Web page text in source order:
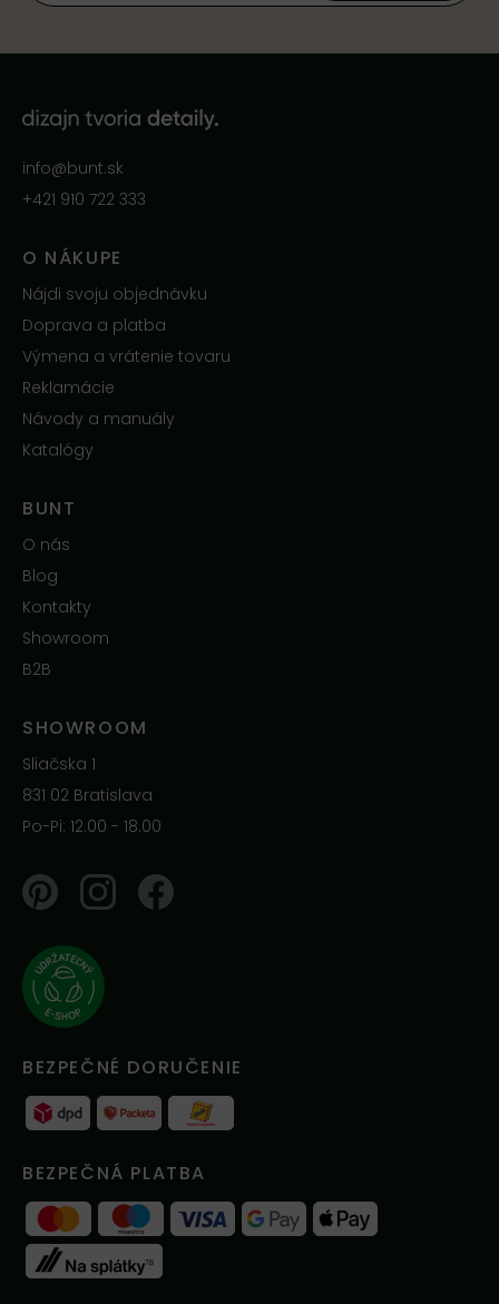
info@bunt.sk
+421 910 722 333
O NÁKUPE
Nájdi svoju objednávku
Doprava a platba
Výmena a vrátenie tovaru
Reklamácie
Návody a manuály
Katalógy
BUNT
O nás
Blog
Kontakty
Showroom
B2B
SHOWROOM
Sliačska 1
831 02 Bratislava
Po-Pi: 12.00 - 18.00
PinterestInstagramFacebook
BEZPEČNÉ DORUČENIE
BEZPEČNÁ PLATBA